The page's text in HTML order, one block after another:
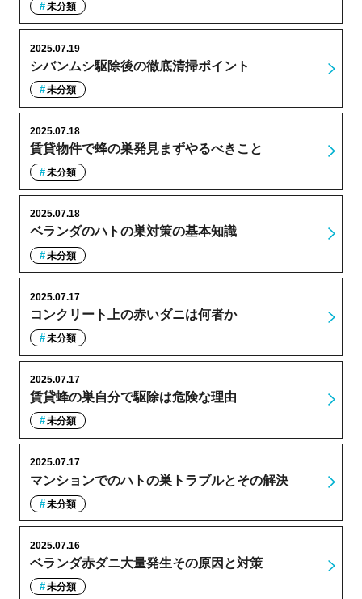
未分類
シバンムシ駆除後の徹底清掃ポイント
2025.07.19
未分類
賃貸物件で蜂の巣発見まずやるべきこと
2025.07.18
未分類
ベランダのハトの巣対策の基本知識
2025.07.18
未分類
コンクリート上の赤いダニは何者か
2025.07.17
未分類
賃貸蜂の巣自分で駆除は危険な理由
2025.07.17
未分類
マンションでのハトの巣トラブルとその解決
2025.07.17
未分類
ベランダ赤ダニ大量発生その原因と対策
2025.07.16
未分類